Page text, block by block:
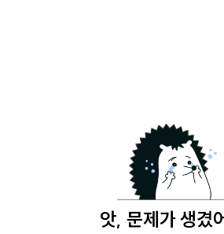
앗, 문제가 생겼